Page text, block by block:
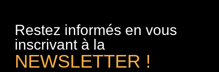
Restez informés en vous
inscrivant à la
NEWSLETTER !